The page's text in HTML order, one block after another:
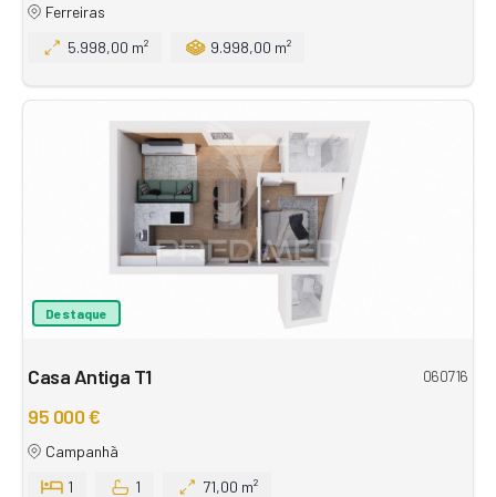
Ferreiras
5.998,00 m²
9.998,00 m²
Destaque
Casa Antiga T1 060716
95 000 €
Campanhã
1
1 71,00 m²